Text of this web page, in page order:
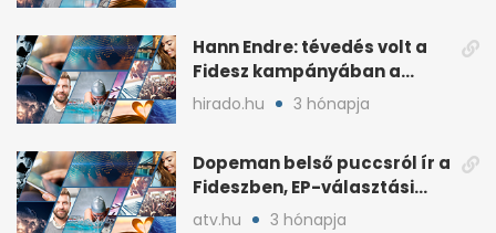
Hann Endre: tévedés volt a
Fidesz kampányában a
háborús veszély
hirado.hu 3 hónapja
Dopeman belső puccsról ír a
Fideszben, EP-választási
árral
atv.hu 3 hónapja